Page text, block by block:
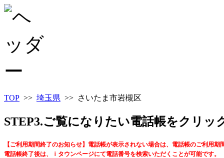
TOP >> 埼玉県 >> さいたま市岩槻区
STEP3.ご覧になりたい電話帳をクリッ
【ご利用期間終了のお知らせ】電話帳が表示されない場合は、電話帳のご利用期
電話帳終了後は、ｉタウンページにて電話番号を検索いただくことが可能です。